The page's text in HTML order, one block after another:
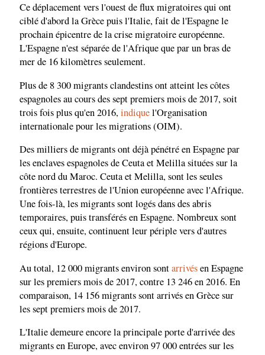
Ce déplacement vers l'ouest de flux migratoires qui ont
ciblé d'abord la Grèce puis l'Italie, fait de l'Espagne le
prochain épicentre de la crise migratoire européenne.
L'Espagne n'est séparée de l'Afrique que par un bras de
mer de 16 kilomètres seulement.
Plus de 8 300 migrants clandestins ont atteint les côtes
espagnoles au cours des sept premiers mois de 2017, soit
trois fois plus qu'en 2016,indiquel'Organisation
internationale pour les migrations (OIM).
Des milliers de migrants ont déjà pénétré en Espagne par
les enclaves espagnoles de Ceuta et Melilla situées sur la
côte nord du Maroc. Ceuta et Melilla, sont les seules
frontières terrestres de l'Union européenne avec l'Afrique.
Une fois-là, les migrants sont logés dans des abris
temporaires, puis transférés en Espagne. Nombreux sont
ceux qui, ensuite, continuent leur périple vers d'autres
régions d'Europe.
Au total, 12 000 migrants environ sontarrivésen Espagne
sur les premiers mois de 2017, contre 13 246 en 2016. En
comparaison, 14 156 migrants sont arrivés en Grèce sur
les sept premiers mois de 2017.
L'Italie demeure encore la principale porte d'arrivée des
migrants en Europe, avec environ 97 000 entrées sur les